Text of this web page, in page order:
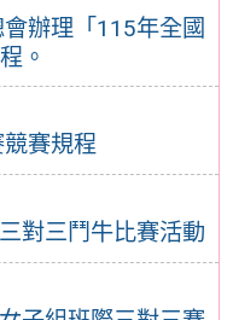
辦理「115年全國
。
賽規程
對三鬥牛比賽活動